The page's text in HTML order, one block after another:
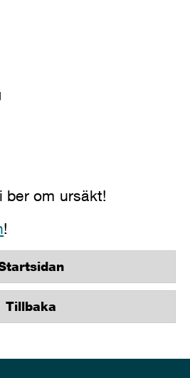
ber om ursäkt!
!
Tillbaka